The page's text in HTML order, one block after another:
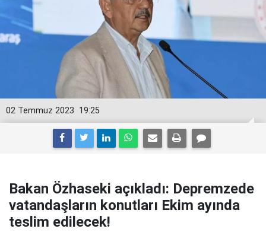
19:25
02 Temmuz 2023
Bakan Özhaseki açıkladı: Depremzede
vatandaşların konutları Ekim ayında
teslim edilecek!